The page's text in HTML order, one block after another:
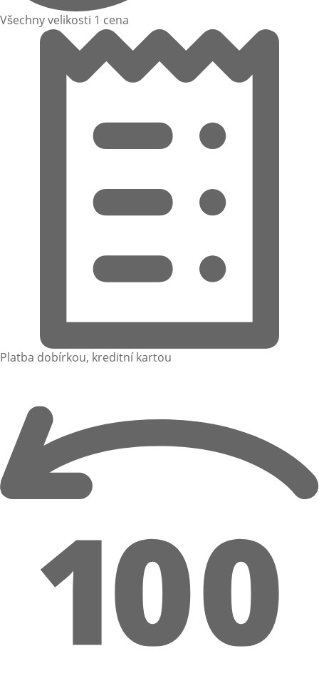
Všechny velikosti 1 cena
Platba dobírkou, kreditní kartou